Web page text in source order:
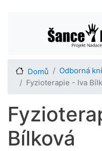
Main
Domů
Odborná
Fyzioterapie - Iva
Bílková